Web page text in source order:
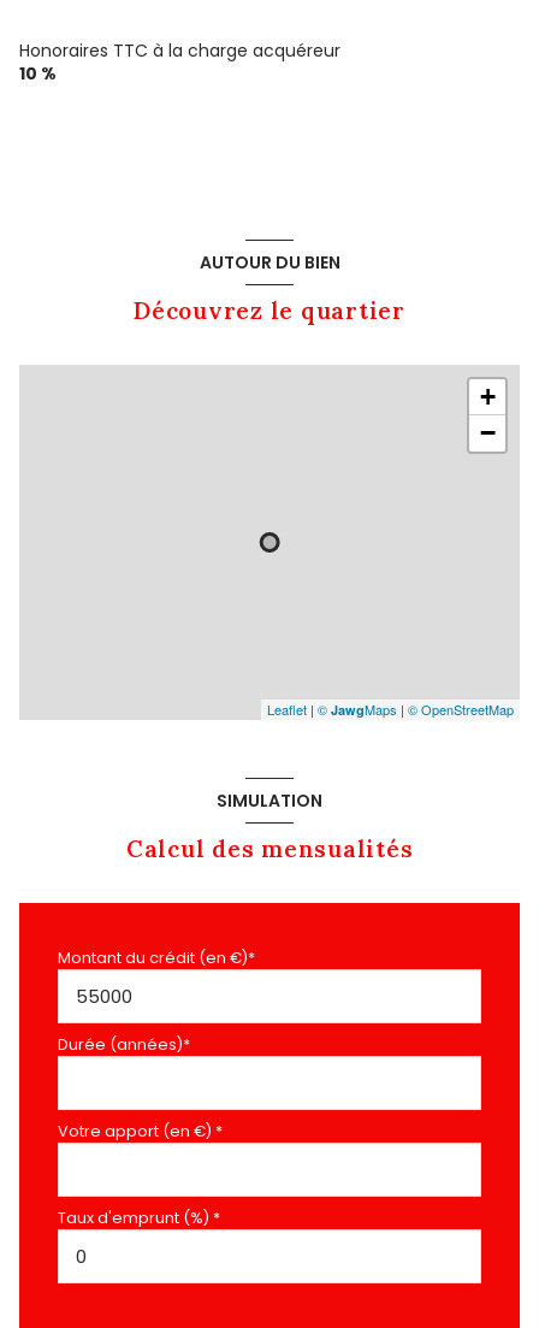
Honoraires TTC à la charge acquéreur
10 %
AUTOUR DU BIEN
Découvrez le quartier
+
−
Leaflet | © JawgMaps | © OpenStreetMap
SIMULATION
Calcul des mensualités
Montant du crédit (en €)*
Durée (années)*
Votre apport (en €) *
Taux d'emprunt (%) *